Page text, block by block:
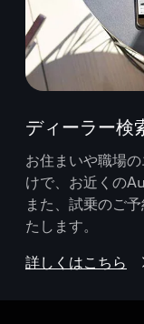
ディーラー検
お住まいや職場
けで、お近くの
また、試乗のご
たします。
詳しくはこちら